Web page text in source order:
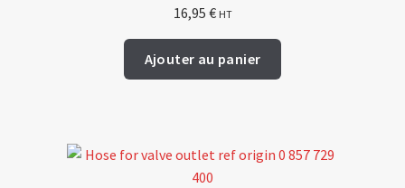
16,95 € HT
Ajouter au panier